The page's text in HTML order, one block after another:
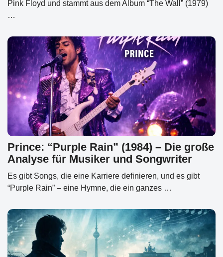
Pink Floyd und stammt aus dem Album “The Wall” (1979)
…
Prince: “Purple Rain” (1984) – Die große
Analyse für Musiker und Songwriter
Es gibt Songs, die eine Karriere definieren, und es gibt
“Purple Rain” – eine Hymne, die ein ganzes …